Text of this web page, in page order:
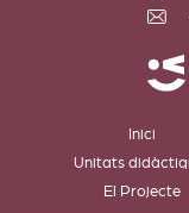
Inici
Unitats
El Projecte